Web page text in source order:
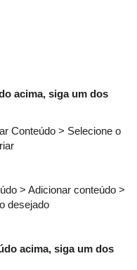
acima, siga um dos
Conteúdo > Selecione o
> Adicionar conteúdo >
desejado
acima, siga um dos